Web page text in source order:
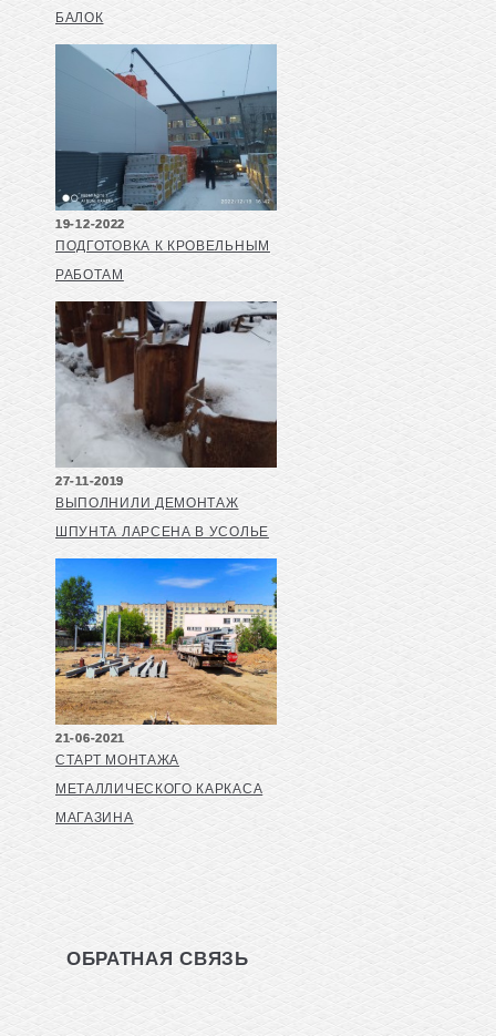
БАЛОК
19-12-2022
ПОДГОТОВКА К КРОВЕЛЬНЫМ
РАБОТАМ
27-11-2019
ВЫПОЛНИЛИ ДЕМОНТАЖ
ШПУНТА ЛАРСЕНА В УСОЛЬЕ
21-06-2021
СТАРТ МОНТАЖА
МЕТАЛЛИЧЕСКОГО КАРКАСА
МАГАЗИНА
ОБРАТНАЯ СВЯЗЬ